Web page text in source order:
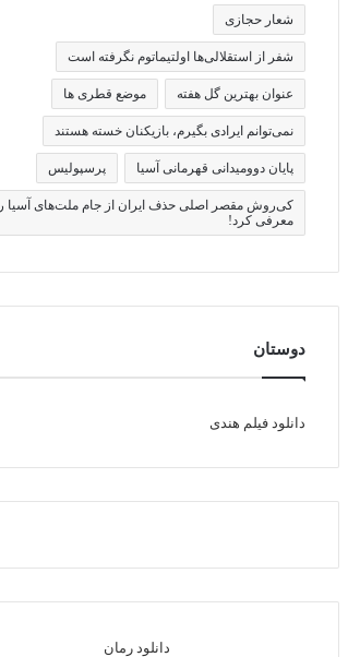
شعار حجازی
شفر از استقلالی‌ها اولتیماتوم نگرفته است
عنوان بهترین گل هفته موضع قطری ها
نمی‌توانم ایرادی بگیرم، بازیکنان خسته هستند
پایان دوومیدانی قهرمانی آسیا پرسپولیس
کی‌روش مقصر اصلی حذف ایران از جام ملت‌های آسیا را
معرفی کرد!
دوستان
دانلود فیلم هندی
دانلود رمان